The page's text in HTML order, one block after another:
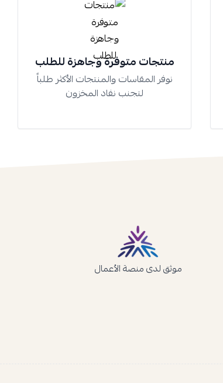
منتجات متوفرة وجاهزة للطلب
نوفر المقاسات والمنتجات الأكثر طلباً
لتجنب نفاد المخزون
موثق لدى منصة الأعمال